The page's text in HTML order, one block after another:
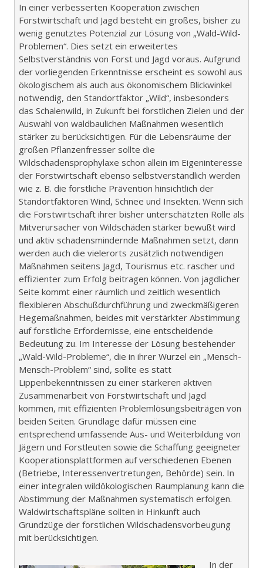
In einer verbesserten Kooperation zwischen
Forstwirtschaft und Jagd besteht ein großes, bisher zu
wenig genutztes Potenzial zur Lösung von „Wald-Wild-
Problemen“. Dies setzt ein erweitertes
Selbstverständnis von Forst und Jagd voraus. Aufgrund
der vorliegenden Erkenntnisse erscheint es sowohl aus
ökologischem als auch aus ökonomischem Blickwinkel
notwendig, den Standortfaktor „Wild“, insbesonders
das Schalenwild, in Zukunft bei forstlichen Zielen und der
Auswahl von waldbaulichen Maßnahmen wesentlich
stärker zu berücksichtigen. Für die Lebensräume der
großen Pflanzenfresser sollte die
Wildschadensprophylaxe schon allein im Eigeninteresse
der Forstwirtschaft ebenso selbstverständlich werden
wie z. B. die forstliche Prävention hinsichtlich der
Standortfaktoren Wind, Schnee und Insekten. Wenn sich
die Forstwirtschaft ihrer bisher unterschätzten Rolle als
Mitverursacher von Wildschäden stärker bewußt wird
und aktiv schadensmindernde Maßnahmen setzt, dann
werden auch die vielerorts zusätzlich notwendigen
Maßnahmen seitens Jagd, Tourismus etc. rascher und
effizienter zum Erfolg beitragen können. Von jagdlicher
Seite kommt einer räumlich und zeitlich wesentlich
flexibleren Abschußdurchführung und zweckmäßigeren
Hegemaßnahmen, beides mit verstärkter Abstimmung
auf forstliche Erfordernisse, eine entscheidende
Bedeutung zu. Im Interesse der Lösung bestehender
„Wald-Wild-Probleme“, die in ihrer Wurzel ein „Mensch-
Mensch-Problem“ sind, sollte es statt
Lippenbekenntnissen zu einer stärkeren aktiven
Zusammenarbeit von Forstwirtschaft und Jagd
kommen, mit effizienten Problemlösungsbeiträgen von
beiden Seiten. Grundlage dafür müssen eine
entsprechend umfassende Aus- und Weiterbildung von
Jägern und Forstleuten sowie die Schaffung geeigneter
Kooperationsplattformen auf verschiedenen Ebenen
(Betriebe, Interessenvertretungen, Behörde) sein. In
einer integralen wildökologischen Raumplanung kann die
Abstimmung der Maßnahmen systematisch erfolgen.
Waldwirtschaftspläne sollten in Hinkunft auch
Grundzüge der forstlichen Wildschadensvorbeugung
mit berücksichtigen.
In der